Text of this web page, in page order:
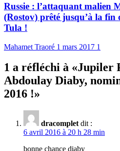
Russie : l’attaquant malien
(Rostov) prêté jusqu’à la fin
Tula !
Mahamet Traoré 1 mars 2017 1
1 a réfléchi à «Jupiler
Abdoulay Diaby,
2016 !»
dracomplet dit :
6 avril 2016 à 20 h 28 min
bonne chance diaby